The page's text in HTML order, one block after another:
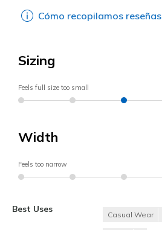
Cómo recopilamos reseñas
Sizing
Feels full size too small
Width
Feels too narrow
Best Uses
Casual Wear